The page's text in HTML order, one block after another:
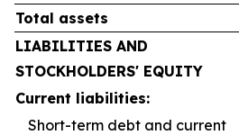
Total assets
LIABILITIES AND
STOCKHOLDERS' EQUITY
Current liabilities:
Short-term debt and current